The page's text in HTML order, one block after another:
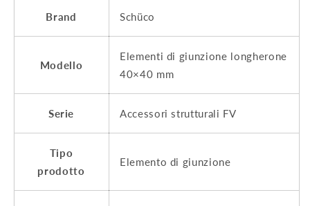
Brand Schüco
Modello
Elementi di giunzione longherone
40×40 mm
Serie Accessori strutturali FV
Tipo
prodotto
Elemento di giunzione